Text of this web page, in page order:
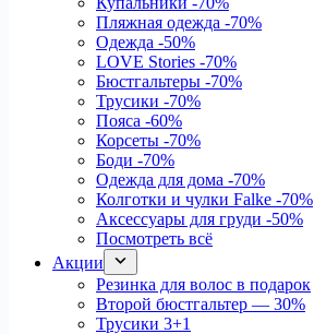
Пляжная одежда -70%
Одежда -50%
LOVE Stories -70%
Бюстгальтеры -70%
Трусики -70%
Пояса -60%
Корсеты -70%
Боди -70%
Одежда для дома -70%
Колготки и чулки Falke -70%
Аксессуары для груди -50%
Посмотреть всё
Акции
Резинка для волос в подарок
Второй бюстгальтер — 30%
Трусики 3+1